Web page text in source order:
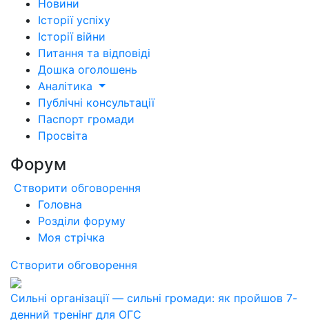
Новини
Історії успіху
Історії війни
Питання та відповіді
Дошка оголошень
Аналітика
Публічні консультації
Паспорт громади
Просвіта
Форум
Створити обговорення
Головна
Розділи форуму
Моя стрічка
Створити обговорення
Сильні організації — сильні громади: як пройшов 7-
денний тренінг для ОГС